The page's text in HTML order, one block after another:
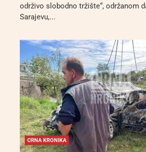
održivo slobodno tržište“, održanom
Sarajevu,...
CRNA KRONIKA